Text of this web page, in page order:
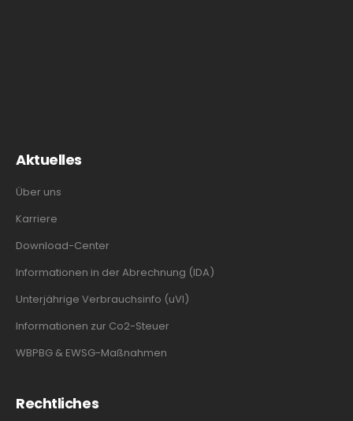
Aktuelles
Über uns
Karriere
Download-Center
Informationen in der Abrechnung (IDA)
Unterjährige Verbrauchsinfo (uVI)
Informationen zur Co2-Steuer
WBPBG & EWSG-Maßnahmen
Rechtliches